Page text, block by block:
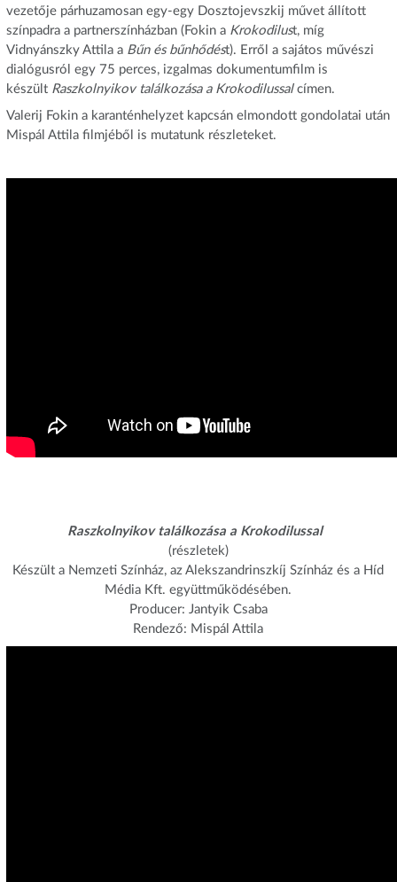
vezetője párhuzamosan egy-egy Dosztojevszkij művet állított
színpadra a partnerszínházban (Fokin a Krokodilust, míg
Vidnyánszky Attila a Bűn és bűnhődést). Erről a sajátos művészi
dialógusról egy 75 perces, izgalmas dokumentumfilm is
készültRaszkolnyikov találkozása a Krokodilussal címen.
Valerij Fokin a karanténhelyzet kapcsán elmondott gondolatai után
Mispál Attila filmjéből is mutatunk részleteket.
Raszkolnyikov találkozása a Krokodilussal
(részletek)
Készült a Nemzeti Színház, az Alekszandrinszkíj Színház és a Híd
Média Kft. együttműködésében.
Producer: Jantyik Csaba
Rendező: Mispál Attila